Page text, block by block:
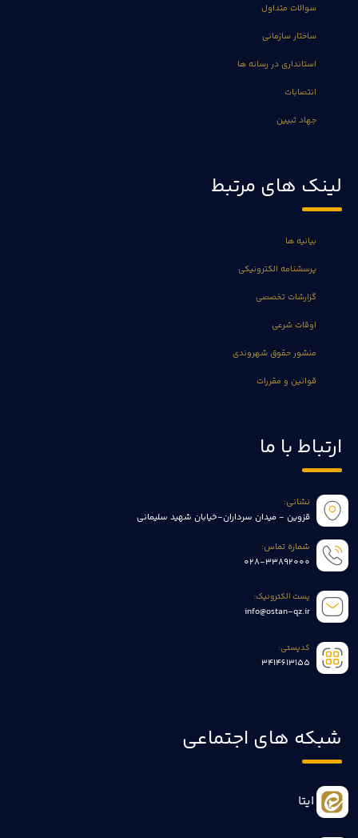
سوالات متداول
ساختار سازمانی
استانداری در رسانه ها
انتصابات
جهاد تبیین
لینک های مرتبط
بیانیه ها
پرسشنامه الکترونیکی
گزارشات تخصصی
اوقات شرعی
منشور حقوق شهروندی
قوانین و مقررات
ارتباط با ما
نشانی:
قزوین - میدان سرداران-خیابان شهید سلیمانی
شماره تماس:
028-33892000
پست الکترونیک:
info@ostan-qz.ir
کدپستی:
3414613155
شبکه های اجتماعی
ایتا